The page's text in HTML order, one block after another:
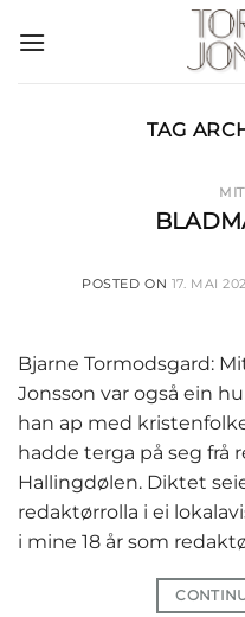
TAG
POSTED ON 17. MAI
Bjarne Tormodsgard:
Jonsson var også ein
han ap med
hadde terga på seg frå
Hallingdølen. Diktet
redaktørrolla i ei
i mine 18 år som